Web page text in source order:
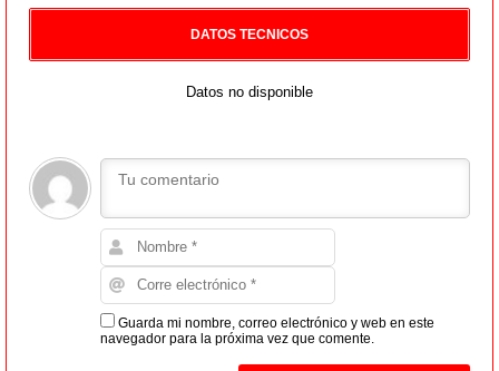
DATOS TECNICOS
Datos no disponible
Guarda mi nombre, correo electrónico y web en este
navegador para la próxima vez que comente.